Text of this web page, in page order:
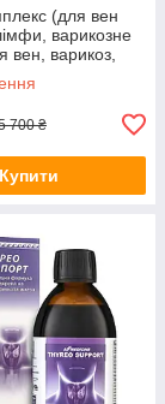
(для вен
варикозне
вен, варикоз,
в ногах)
700 ₴
Купити